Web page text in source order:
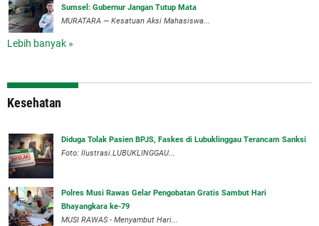
Sumsel: Gubernur Jangan Tutup Mata
‎MURATARA — Kesatuan Aksi Mahasiswa...
Lebih banyak »
Kesehatan
Diduga Tolak Pasien BPJS, Faskes di Lubuklinggau Terancam Sanksi
Foto: Ilustrasi.LUBUKLINGGAU...
Polres Musi Rawas Gelar Pengobatan Gratis Sambut Hari
Bhayangkara ke-79
MUSI RAWAS - Menyambut Hari...